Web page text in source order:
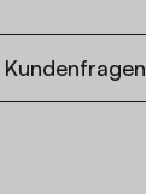
Kundenfragen